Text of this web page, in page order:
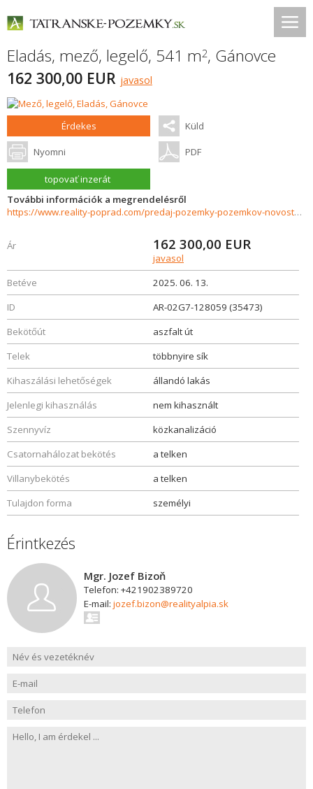
Eladás, mező, legelő, 541 m2, Gánovce
162 300,00 EUR javasol
Érdekes Küld
Nyomni PDF
topovať inzerát
További információk a megrendelésről
https://www.reality-poprad.com/predaj-pozemky-pozemkov-novostavby/POZEMOK-NA-PREDAJ---GANOVCE-35473/?utm_source=areality&utm_medium=xml&utm_term=35473&utm_content=chalupa&utm_campaign=portaly
Ár 162 300,00 EUR
javasol
Betéve
2025. 06. 13.
ID
AR-02G7-128059 (35473)
Bekötőút
aszfalt út
Telek
többnyire sík
Kihaszálási lehetőségek
állandó lakás
Jelenlegi kihasználás
nem kihasznált
Szennyvíz
közkanalizáció
Csatornahálozat bekötés
a telken
Villanybekötés
a telken
Tulajdon forma
személyi
Érintkezés
Mgr. Jozef Bizoň
Telefon: +421902389720
E-mail: jozef.bizon@realityalpia.sk